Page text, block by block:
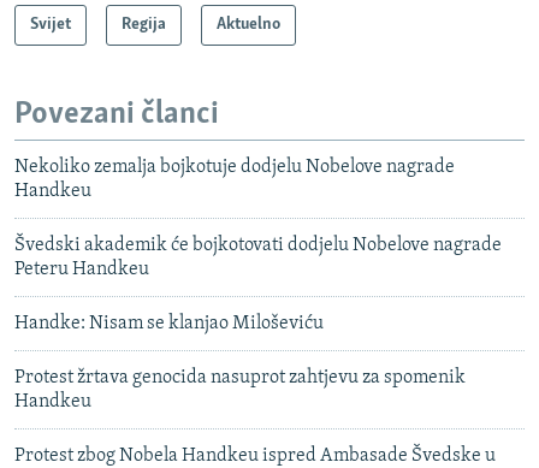
Svijet Regija Aktuelno
Povezani članci
Nekoliko zemalja bojkotuje dodjelu Nobelove nagrade
Handkeu
Švedski akademik će bojkotovati dodjelu Nobelove nagrade
Peteru Handkeu
Handke: Nisam se klanjao Miloševiću
Protest žrtava genocida nasuprot zahtjevu za spomenik
Handkeu
Protest zbog Nobela Handkeu ispred Ambasade Švedske u